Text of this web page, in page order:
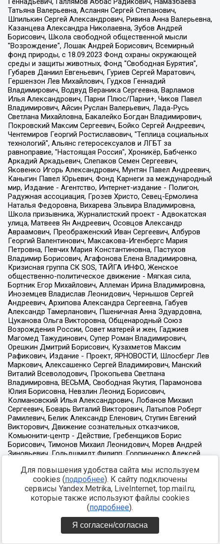
Для повышения удобства сайта мы используем
cookies (подробнее). К сайту подключены
сервисы Yandex.Metrika, LiveInternet, top.mail.ru,
которые также используют файлы cookies
(подробнее).
Я согласен/согласна